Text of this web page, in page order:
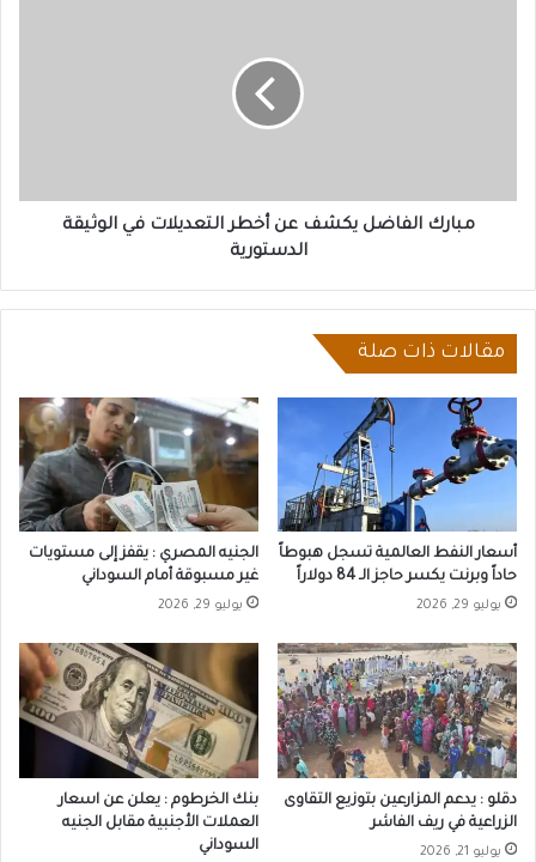
مبارك الفاضل يكشف عن أخطر التعديلات في الوثيقة
الدستورية
مقالات ذات صلة
أسعار النفط العالمية تسجل هبوطاً
حاداً وبرنت يكسر حاجز الـ 84 دولاراً
يوليو 29, 2026
الجنيه المصري : يقفز إلى مستويات
غير مسبوقة أمام السوداني
يوليو 29, 2026
دقلو : يدعم المزارعين بتوزيع التقاوى
الزراعية في ريف الفاشر
يوليو 21, 2026
بنك الخرطوم : يعلن عن اسعار
العملات الأجنبية مقابل الجنيه
السوداني